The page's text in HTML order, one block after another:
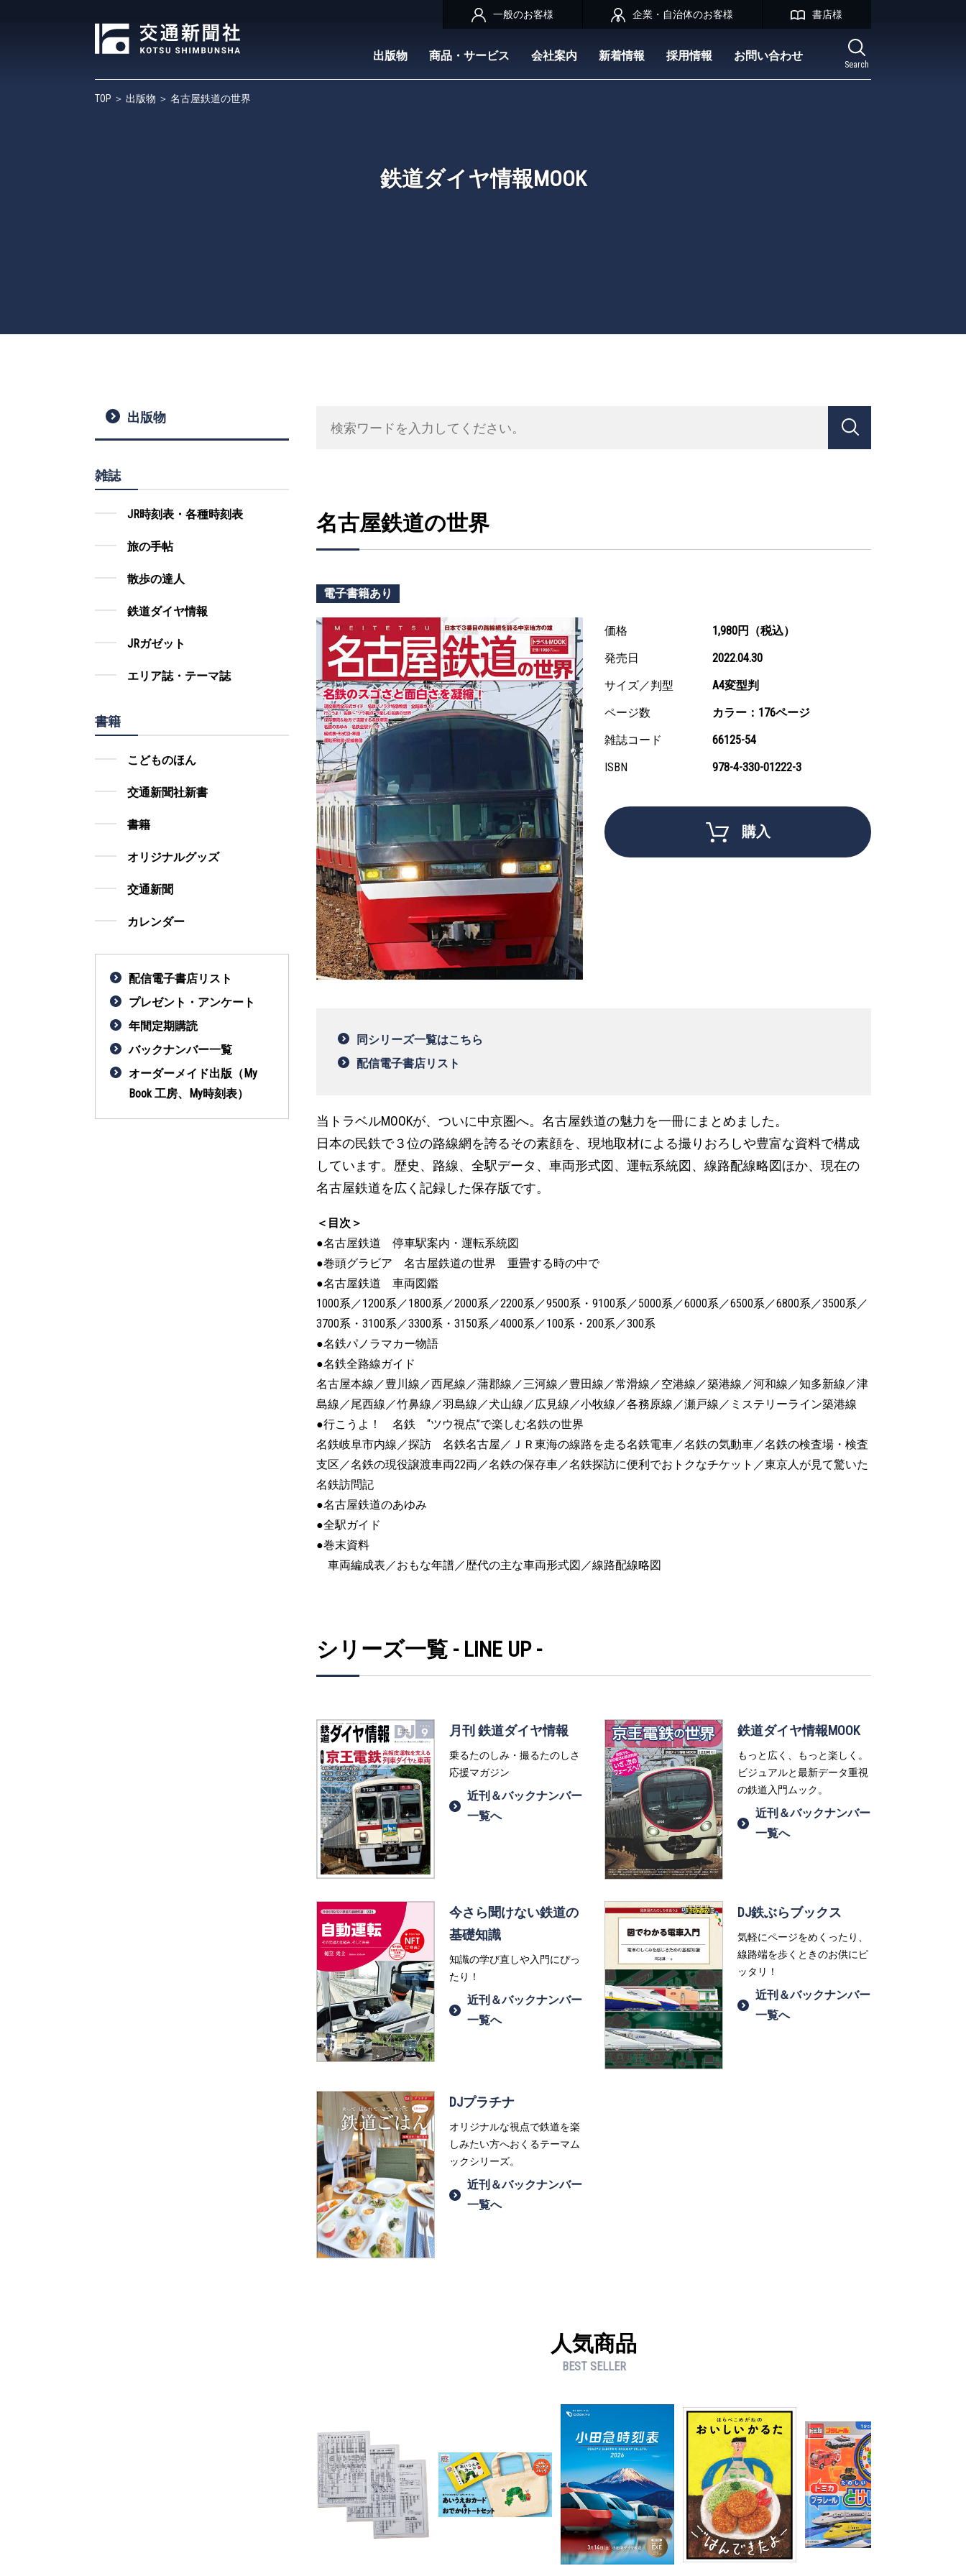
Search
出版物 商品・サービス 会社案内 新着情報 採用情報 お問い合わせ
一般のお客様 企業・自治体のお客様 書店様
TOP ＞ 出版物 ＞ 名古屋鉄道の世界
鉄道ダイヤ情報MOOK
出版物
雑誌
JR時刻表・各種時刻表
旅の手帖
散歩の達人
鉄道ダイヤ情報
JRガゼット
エリア誌・テーマ誌
書籍
こどものほん
交通新聞社新書
書籍
オリジナルグッズ
交通新聞
カレンダー
配信電子書店リスト
プレゼント・アンケート
年間定期購読
バックナンバー一覧
オーダーメイド出版（My
Book 工房、My時刻表）
名古屋鉄道の世界
電子書籍あり
価格
1,980円（税込）
発売日
2022.04.30
サイズ／判型
A4変型判
ページ数
カラー：176ページ
雑誌コード
66125-54
ISBN
978-4-330-01222-3
購入
同シリーズ一覧はこちら
配信電子書店リスト
当トラベルMOOKが、ついに中京圏へ。名古屋鉄道の魅力を一冊にまとめました。
日本の民鉄で３位の路線網を誇るその素顔を、現地取材による撮りおろしや豊富な資料で構成
しています。歴史、路線、全駅データ、車両形式図、運転系統図、線路配線略図ほか、現在の
名古屋鉄道を広く記録した保存版です。
＜目次＞
●名古屋鉄道 停車駅案内・運転系統図
●巻頭グラビア 名古屋鉄道の世界 重畳する時の中で
●名古屋鉄道 車両図鑑
1000系／1200系／1800系／2000系／2200系／9500系・9100系／5000系／6000系／6500系／6800系／3500系／
3700系・3100系／3300系・3150系／4000系／100系・200系／300系
●名鉄パノラマカー物語
●名鉄全路線ガイド
名古屋本線／豊川線／西尾線／蒲郡線／三河線／豊田線／常滑線／空港線／築港線／河和線／知多新線／津
島線／尾西線／竹鼻線／羽島線／犬山線／広見線／小牧線／各務原線／瀬戸線／ミステリーライン築港線
●行こうよ！ 名鉄 “ツウ視点”で楽しむ名鉄の世界
名鉄岐阜市内線／探訪 名鉄名古屋／ＪＲ東海の線路を走る名鉄電車／名鉄の気動車／名鉄の検査場・検査
支区／名鉄の現役譲渡車両22両／名鉄の保存車／名鉄探訪に便利でおトクなチケット／東京人が見て驚いた
名鉄訪問記
●名古屋鉄道のあゆみ
●全駅ガイド
●巻末資料
車両編成表／おもな年譜／歴代の主な車両形式図／線路配線略図
シリーズ一覧 - LINE UP -
月刊 鉄道ダイヤ情報
乗るたのしみ・撮るたのしさ
応援マガジン
近刊＆バックナンバー
一覧へ
鉄道ダイヤ情報MOOK
もっと広く、もっと楽しく。
ビジュアルと最新データ重視
の鉄道入門ムック。
近刊＆バックナンバー
一覧へ
今さら聞けない鉄道の
基礎知識
知識の学び直しや入門にぴっ
たり！
近刊＆バックナンバー
一覧へ
DJ鉄ぶらブックス
気軽にページをめくったり、
線路端を歩くときのお供にピ
ッタリ！
近刊＆バックナンバー
一覧へ
DJプラチナ
オリジナルな視点で鉄道を楽
しみたい方へおくるテーマム
ックシリーズ。
近刊＆バックナンバー
一覧へ
人気商品
BEST SELLER